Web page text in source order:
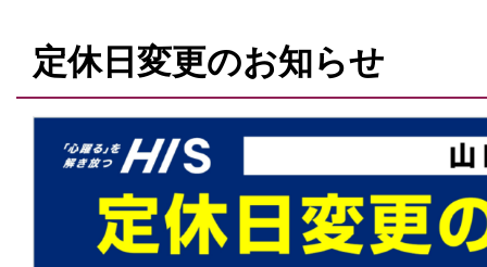
定休日変更のお知らせ